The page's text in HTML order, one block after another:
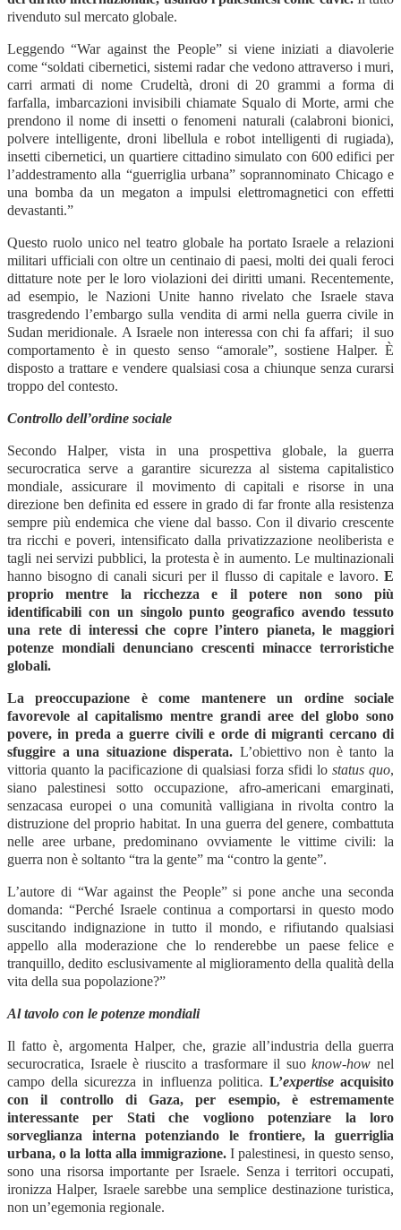
rivenduto sul mercato globale.
Leggendo “War against the People” si viene iniziati a diavolerie
come “soldati cibernetici, sistemi radar che vedono attraverso i muri,
carri armati di nome Crudeltà, droni di 20 grammi a forma di
farfalla, imbarcazioni invisibili chiamate Squalo di Morte, armi che
prendono il nome di insetti o fenomeni naturali (calabroni bionici,
polvere intelligente, droni libellula e robot intelligenti di rugiada),
insetti cibernetici, un quartiere cittadino simulato con 600 edifici per
l’addestramento alla “guerriglia urbana” soprannominato Chicago e
una bomba da un megaton a impulsi elettromagnetici con effetti
devastanti.”
Questo ruolo unico nel teatro globale ha portato Israele a relazioni
militari ufficiali con oltre un centinaio di paesi, molti dei quali feroci
dittature note per le loro violazioni dei diritti umani. Recentemente,
ad esempio, le Nazioni Unite hanno rivelato che Israele stava
trasgredendo l’embargo sulla vendita di armi nella guerra civile in
Sudan meridionale. A Israele non interessa con chi fa affari; il suo
comportamento è in questo senso “amorale”, sostiene Halper. È
disposto a trattare e vendere qualsiasi cosa a chiunque senza curarsi
troppo del contesto.
Controllo dell’ordine sociale
Secondo Halper, vista in una prospettiva globale, la guerra
securocratica serve a garantire sicurezza al sistema capitalistico
mondiale, assicurare il movimento di capitali e risorse in una
direzione ben definita ed essere in grado di far fronte alla resistenza
sempre più endemica che viene dal basso. Con il divario crescente
tra ricchi e poveri, intensificato dalla privatizzazione neoliberista e
tagli nei servizi pubblici, la protesta è in aumento. Le multinazionali
hanno bisogno di canali sicuri per il flusso di capitale e lavoro. E
proprio mentre la ricchezza e il potere non sono più
identificabili con un singolo punto geografico avendo tessuto
una rete di interessi che copre l’intero pianeta, le maggiori
potenze mondiali denunciano crescenti minacce terroristiche
globali.
La preoccupazione è come mantenere un ordine sociale
favorevole al capitalismo mentre grandi aree del globo sono
povere, in preda a guerre civili e orde di migranti cercano di
sfuggire a una situazione disperata. L’obiettivo non è tanto la
vittoria quanto la pacificazione di qualsiasi forza sfidi lo status quo,
siano palestinesi sotto occupazione, afro-americani emarginati,
senzacasa europei o una comunità valligiana in rivolta contro la
distruzione del proprio habitat. In una guerra del genere, combattuta
nelle aree urbane, predominano ovviamente le vittime civili: la
guerra non è soltanto “tra la gente” ma “contro la gente”.
L’autore di “War against the People” si pone anche una seconda
domanda: “Perché Israele continua a comportarsi in questo modo
suscitando indignazione in tutto il mondo, e rifiutando qualsiasi
appello alla moderazione che lo renderebbe un paese felice e
tranquillo, dedito esclusivamente al miglioramento della qualità della
vita della sua popolazione?”
Al tavolo con le potenze mondiali
Il fatto è, argomenta Halper, che, grazie all’industria della guerra
securocratica, Israele è riuscito a trasformare il suoknow-how nel
campo della sicurezza in influenza politica. L’expertiseacquisito
con il controllo di Gaza, per esempio, è estremamente
interessante per Stati che vogliono potenziare la loro
sorveglianza interna potenziando le frontiere, la guerriglia
urbana, o la lotta alla immigrazione. I palestinesi, in questo senso,
sono una risorsa importante per Israele. Senza i territori occupati,
ironizza Halper, Israele sarebbe una semplice destinazione turistica,
non un’egemonia regionale.